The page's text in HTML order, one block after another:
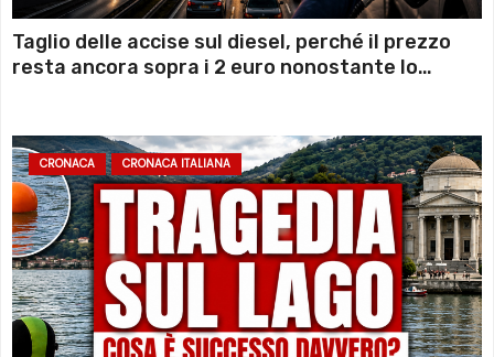
Taglio delle accise sul diesel, perché il prezzo
resta ancora sopra i 2 euro nonostante lo
CRONACA CRONACA ITALIANA